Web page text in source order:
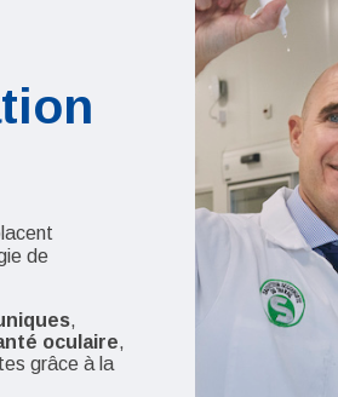
de
,
oculaire,
grâce à la